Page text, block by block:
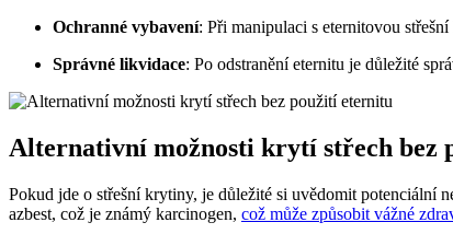
Ochranné vybavení: Při manipulaci s eternitovou
Správné likvidace: Po odstranění eternitu je důležité
Alternativní možnosti krytí střech bez
Pokud jde o střešní krytiny, je důležité si uvědomit potenciální
azbest, což je známý karcinogen, což může způsobit vážné